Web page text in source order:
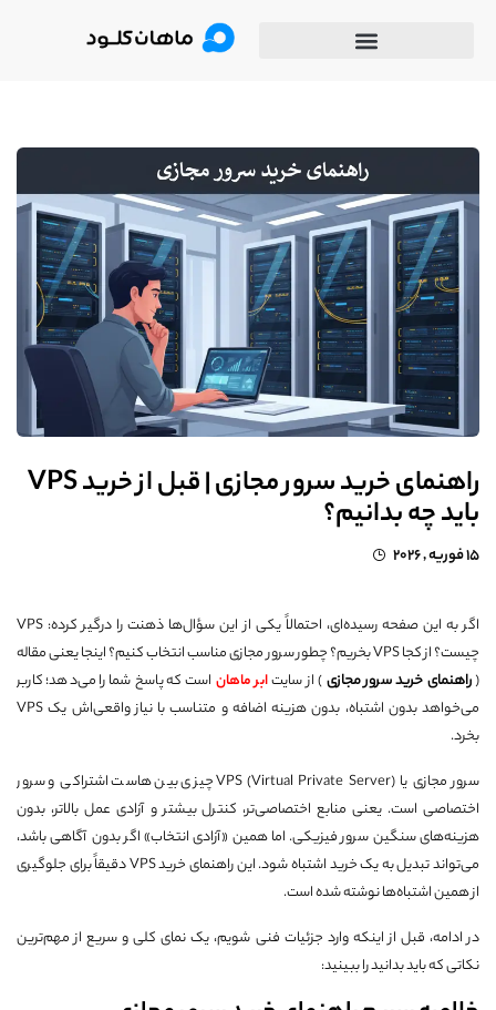
راهنمای خرید سرور مجازی | قبل از خرید VPS
باید چه بدانیم؟
15 فوریه , 2026
اگر به این صفحه رسیده‌ای، احتمالاً یکی از این سؤال‌ها ذهنت را درگیر کرده: VPS
چیست؟ از کجا VPS بخریم؟ چطور سرور مجازی مناسب انتخاب کنیم؟ اینجا یعنی مقاله
(راهنمای خرید سرور مجازی) از سایتابر ماهان است که پاسخ شما را می‌دهد؛ کاربر
می‌خواهد بدون اشتباه، بدون هزینه اضافه و متناسب با نیاز واقعی‌اش یک VPS
بخرد.
سرور مجازی یا VPS (Virtual Private Server) چیزی بین هاست اشتراکی و سرور
اختصاصی است. یعنی منابع اختصاصی‌تر، کنترل بیشتر و آزادی عمل بالاتر، بدون
هزینه‌های سنگین سرور فیزیکی. اما همین «آزادی انتخاب» اگر بدون آگاهی باشد،
می‌تواند تبدیل به یک خرید اشتباه شود. این راهنمای خرید VPS دقیقاً برای جلوگیری
از همین اشتباه‌ها نوشته شده است.
در ادامه، قبل از اینکه وارد جزئیات فنی شویم، یک نمای کلی و سریع از مهم‌ترین
نکاتی که باید بدانید را ببینید: